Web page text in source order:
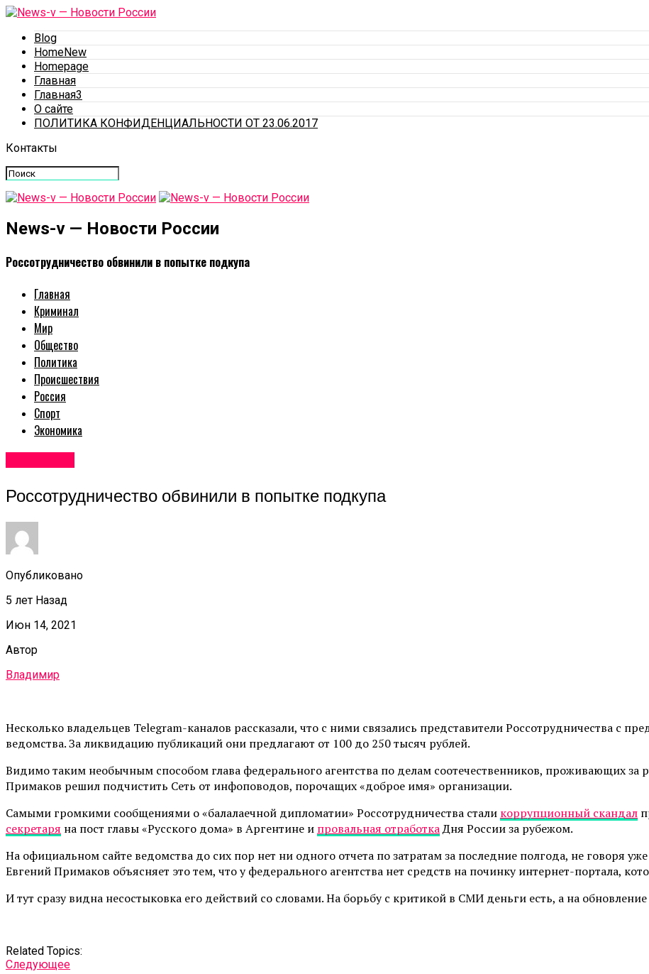
Blog
HomeNew
Homepage
Главная
Главная3
О сайте
ПОЛИТИКА КОНФИДЕНЦИАЛЬНОСТИ ОТ 23.06.2017
Контакты
News-v — Новости России
Россотрудничество обвинили в попытке подкупа
Главная
Криминал
Мир
Общество
Политика
Происшествия
Россия
Спорт
Экономика
Россотрудничество обвинили в попытке подкупа
Опубликовано
5 лет Назад
Июн 14, 2021
Автор
Владимир
Несколько владельцев Telegram-каналов рассказали, что с ними связались представители Россотрудничества с
ведомства. За ликвидацию публикаций они предлагают от 100 до 250 тысяч рублей.
Видимо таким необычным способом глава федерального агентства по делам соотечественников, проживающих
Примаков решил подчистить Сеть от инфоповодов, порочащих «доброе имя» организации.
Самыми громкими сообщениями о «балалаечной дипломатии» Россотрудничества стали коррупционный скандал
секретаря на пост главы «Русского дома» в Аргентине и провальная отработкаДня России за рубежом.
На официальном сайте ведомства до сих пор нет ни одного отчета по затратам за последние полгода, не говоря
Евгений Примаков объясняет это тем, что у федерального агентства нет средств на починку интернет-портала,
И тут сразу видна несостыковка его действий со словами. На борьбу с критикой в СМИ деньги есть, а на
Related Topics:
Cледующее